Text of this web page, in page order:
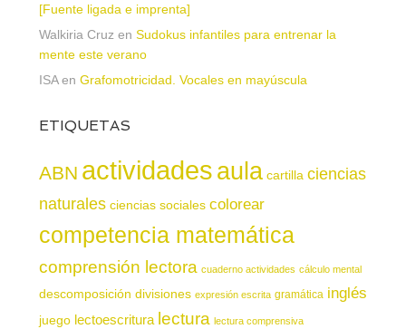
[Fuente ligada e imprenta]
Walkiria Cruz en Sudokus infantiles para entrenar la
mente este verano
ISAen Grafomotricidad. Vocales en mayúscula
ETIQUETAS
ABN actividadesaula cartilla ciencias
naturales ciencias sociales colorear
competencia matemática
comprensión lectora cuaderno actividades cálculo mental
descomposición divisiones expresión escrita gramática inglés
juego lectoescritura lectura lectura comprensiva